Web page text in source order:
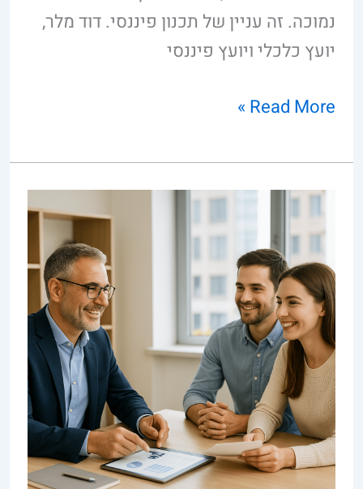
נמוכה. זה עניין של תכנון פיננסי. דוד מלר,
יועץ כלכלי ויועץ פיננסי
Read More »
ייעוץ
פיננסי
שמחזיר
את
השקט
הכלכלי
–
ידע
זה
כח